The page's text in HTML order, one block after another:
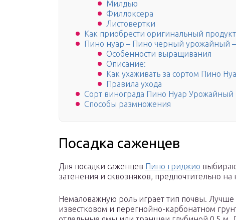
Милдью
Филлоксера
Листовертки
Как приобрести оригинальный продукт
Пино нуар – Пино черный урожайный –
Особенности выращивания
Описание:
Как ухаживать за сортом Пино
Правила ухода
Сорт винограда Пино Нуар Урожайный
Способы размножения
Посадка саженцев
Для посадки саженцев Пино гриджио
затенения и сквозняков, предпочтительно
Немаловажную роль играет тип почвы. Лучше
известковом и перегнойно-карбонатном